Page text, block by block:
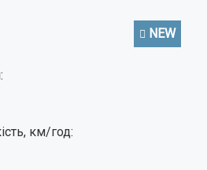
NEW
км/год: